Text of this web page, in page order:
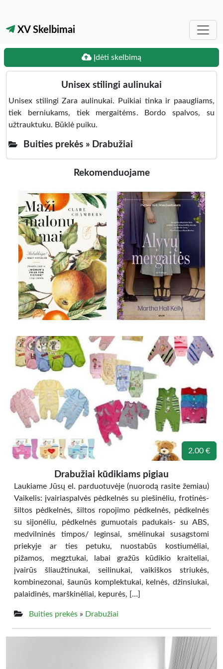
XV Skelbimai
Įdėti skelbimą
Unisex stilingi aulinukai
Unisex stilingi Zara aulinukai. Puikiai tinka ir paaugliams,
tiek berniukams, tiek mergaitėms. Bordo spalvos, su
užtrauktuku. Būklė puiku.
Buities prekės » Drabužiai
Rekomenduojame
2.00 €
Drabužiai kūdikiams pigiau
Laukiame Jūsų el. parduotuvėje (nuorodą rasite žemiau)
Vaikelis: įvairiaspalvės pėdkelnės su piešinėliu, frotinės-
šiltos pėdkelnės, šiltos ropojimo pėdkelnės, pėdkelnės
su sijonėliu, pėdkelnės gumuotais padukais- su ABS,
medvilninės timpos/ leginsai, smėlinukai susagstomi
priekyje ar ties petuku, nuostabūs kostiumėliai,
pižamos, megztukai, labai gražūs kūdikio kraiteliai,
įvairūs šliaužtinukai, seilinukai, vaikiškos striukės,
kombinezonai, šaunūs komplektukai, kelnės, džinsiukai,
palaidinės, marškinėliai, kepurės, […]
Buities prekės » Drabužiai